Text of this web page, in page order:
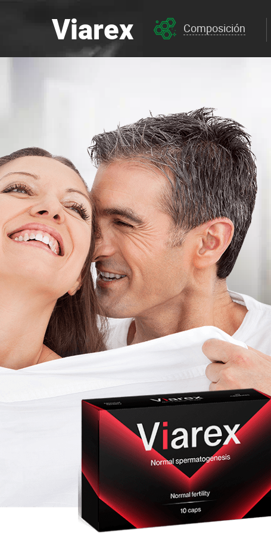
Viarex Composición